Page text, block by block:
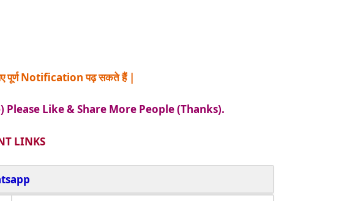
पूर्ण Notification पढ़ सकते हैं |
Please Like & Share More People (Thanks).
LINKS